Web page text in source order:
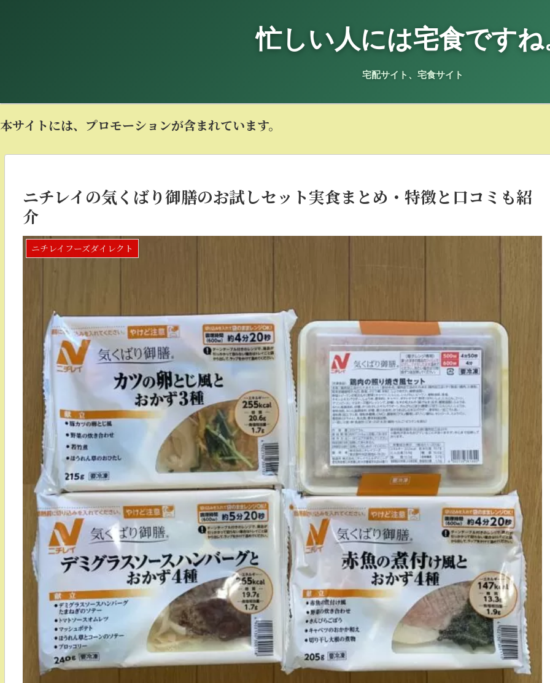
忙しい人には宅食です
宅配サイト、宅食サイト
本サイトには、プロモーションが含まれています。
ニチレイの気くばり御膳のお試しセット実食まとめ・特徴と口コミも紹
介
ニチレイフーズダイレクト